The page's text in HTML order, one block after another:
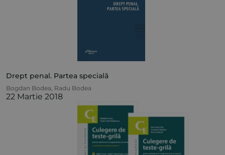
Drept penal. Partea specială
Bogdan Bodea, Radu Bodea
22 Martie 2018